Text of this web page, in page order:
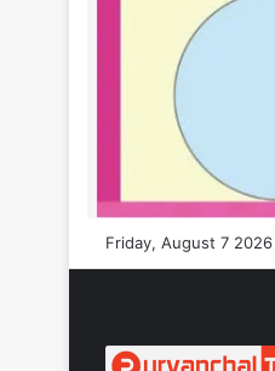
Friday, August 7 2026